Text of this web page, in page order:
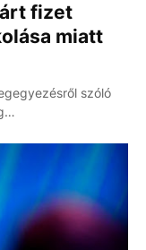
fizet
miatt
szóló